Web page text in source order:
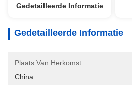
Gedetailleerde Informatie
Gedetailleerde Informatie
Plaats Van Herkomst:
China